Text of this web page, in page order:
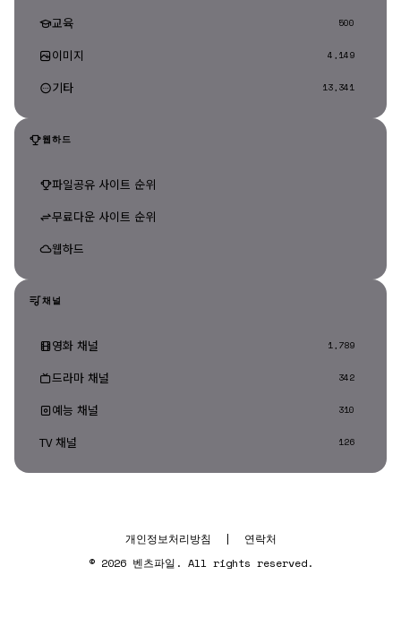
교육 500
이미지 4,149
기타 13,341
웹하드
파일공유 사이트 순위
무료다운 사이트 순위
웹하드
채널
영화 채널 1,789
드라마 채널 342
예능 채널 310
TV 채널 126
개인정보처리방침 |
연락처
© 2026 벤츠파일. All rights reserved.